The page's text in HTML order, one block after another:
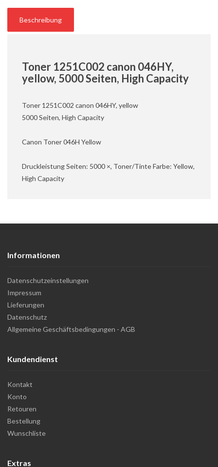
Beschreibung
Toner 1251C002 canon 046HY,
yellow, 5000 Seiten, High Capacity
Toner 1251C002 canon 046HY, yellow
5000 Seiten, High Capacity
Canon Toner 046H Yellow
Druckleistung Seiten: 5000 ×, Toner/Tinte Farbe: Yellow,
High Capacity
Informationen
Datenschutzeinstellungen
Impressum
Lieferungen
Datenschutz
Allgemeine Geschäftsbedingungen - AGB
Kundendienst
Kontakt
Konto
Retouren
Bestellung
Wunschliste
Extras